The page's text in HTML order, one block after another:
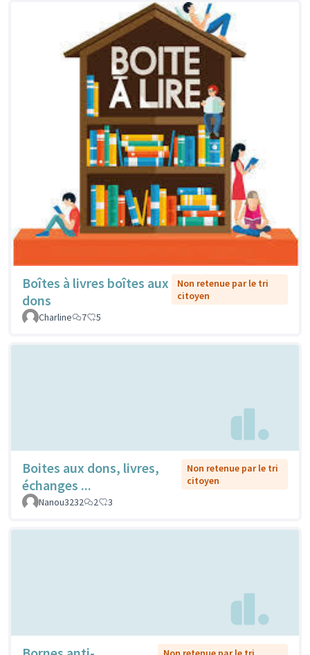
Boîtes à livres boîtes aux
dons
Non retenue par le tri
citoyen
Charline
7 5
Boites aux dons, livres,
échanges ...
Non retenue par le tri
citoyen
Nanou3232
2 3